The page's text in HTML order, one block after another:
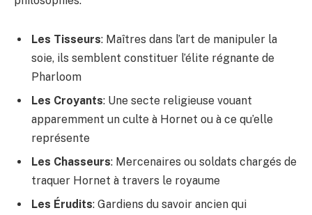
Les Tisseurs: Maîtres dans l’art de manipuler la
soie, ils semblent constituer l’élite régnante de
Pharloom
Les Croyants: Une secte religieuse vouant
apparemment un culte à Hornet ou à ce qu’elle
représente
Les Chasseurs: Mercenaires ou soldats chargés de
traquer Hornet à travers le royaume
Les Érudits: Gardiens du savoir ancien qui